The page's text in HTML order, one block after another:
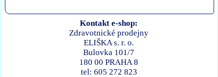
Kontakt e-shop:
Zdravotnické prodejny
ELIŠKA s. r. o.
Bulovka 101/7
180 00 PRAHA 8
tel: 605 272 823